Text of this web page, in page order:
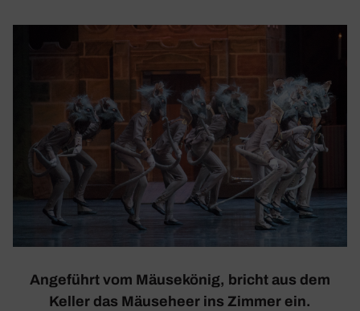
Ange­führt vom Mäuse­könig, bricht aus dem
Keller das Mäuse­heer ins Zimmer ein.